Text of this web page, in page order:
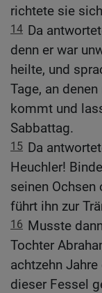
richtete sie
14 Da
denn er war
heilte, und
Tage, an
kommt und
Sabbattag.
15 Da
Heuchler!
seinen Ochsen
führt ihn zur
16 Musste
Tochter
achtzehn
dieser Fessel